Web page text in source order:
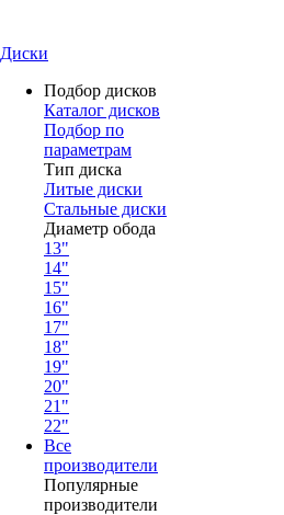
Диски
Подбор дисков
Каталог дисков
Подбор по
параметрам
Тип диска
Литые диски
Стальные диски
Диаметр обода
13"
14"
15"
16"
17"
18"
19"
20"
21"
22"
Все
производители
Популярные
производители